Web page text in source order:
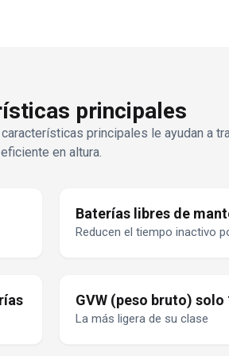
principales
principales le ayudan a
eficiente en altura.
Baterías libres de
Reducen el tiempo inactivo
GVW (peso bruto) solo
La más ligera de su clase